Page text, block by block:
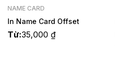
NAME CARD
In Name Card Offset
Từ:35,000 ₫